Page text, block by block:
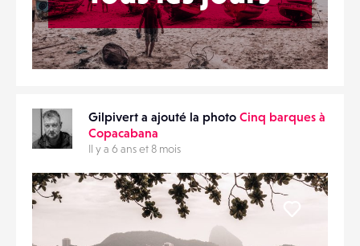
Gilpivert a ajouté la photo Cinq barques à
Copacabana
Il y a 6 ans et 8 mois